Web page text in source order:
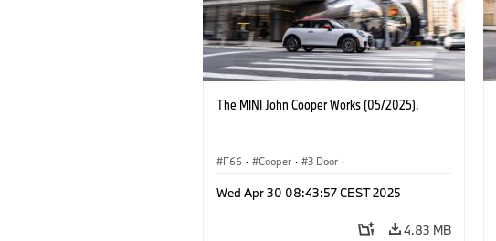
The MINI John Cooper Works (05/2025).
F66 · Cooper · 3 Door ·
Wed Apr 30 08:43:57 CEST 2025
4.83 MB